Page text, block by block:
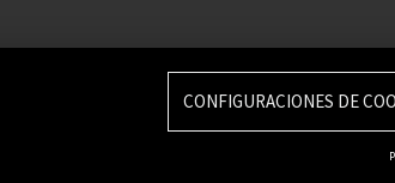
CONFIGURACIONES DE